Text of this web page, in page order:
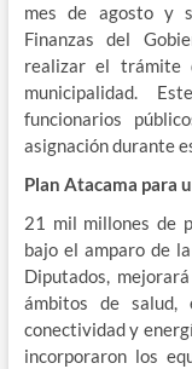
mes de agosto y
Finanzas del
realizar el trámite
municipalidad.
funcionarios
asignación durante
Plan Atacama para
21 mil millones de
bajo el amparo de
Diputados,
ámbitos de salud,
conectividad y
incorporaron los